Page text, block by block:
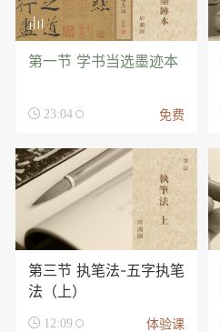

第一节 学书当选墨迹本
 23:04 免费
第三节 执笔法-五字执笔
法（上）
 12:09 体验课